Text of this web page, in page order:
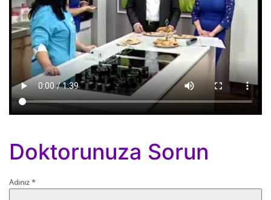
Doktorunuza Sorun
Adınız*